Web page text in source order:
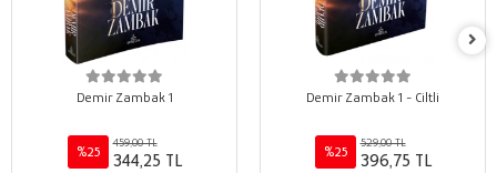
Demir Zambak 1
%25
459,00 TL
344,25 TL
Demir Zambak 1 - Ciltli
%25
529,00 TL
396,75 TL